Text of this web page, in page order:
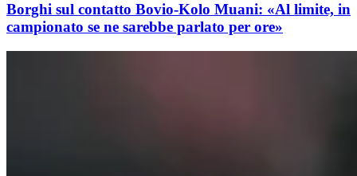
Borghi sul contatto Bovio-Kolo Muani: «Al limite, in
campionato se ne sarebbe parlato per ore»